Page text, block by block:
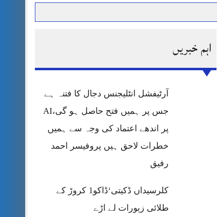
پر قربان
اہم خبریں
آرٹیفشل انٹلیجنس دجال کا فتنہ ہے
جس پر ہمیں فتح حاصل ہو گی،AI
پر اندھے اعتماد کی وجہ سے ہمیں
خطرات لاحق ہیں پروفیسر احمد
رفیق
کلرسیداں ڈکیتی‘ڈاکو1 کروڑ کے
طلائی زیورات لے اڑے